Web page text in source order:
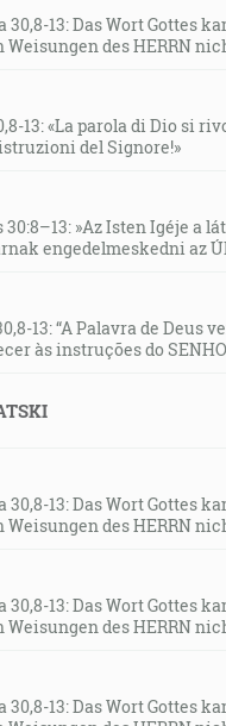
a obráťte sa aby sa
Krista Ježiša, ktorého
svätých prorokov od
pravdu v láske
na svoje
dcéro Siona, lebo
toho dňa a budú
zdedí Júdu jako svoj
ku mne a budete
ich shromaždím a
30,8-13: Das Wort Gottes
Weisungen des HERRN
13: «La parola di Dio si
del Signore!»
30:8–13: »Az Isten Igéje
engedelmeskedni az
13: “A Palavra de Deus
às instruções do
30,8-13: Das Wort Gottes
Weisungen des HERRN
30,8-13: Das Wort Gottes
Weisungen des HERRN
30,8-13: Das Wort Gottes